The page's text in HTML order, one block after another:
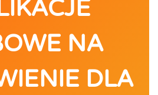
NA
DLA